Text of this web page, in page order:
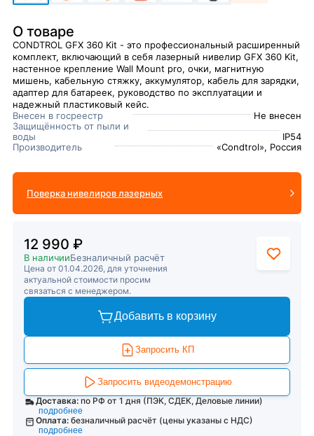
О товаре
​CONDTROL GFX 360 Kit - это профессиональный расширенный
комплект, включающий в себя лазерный нивелир GFX 360 Kit,
настенное крепление Wall Mount pro, очки, магнитную
мишень, кабельную стяжку, аккумулятор, кабель для зарядки,
адаптер для батареек, руководство по эксплуатации и
надежный пластиковый кейс.
Внесен в госреестр
Не внесен
Защищённость от пыли и
воды
IP54
Производитель
«Condtrol», Россия
Поверка нивелиров лазерных
12 990 ₽
В наличииБезналичный расчёт
Цена от 01.04.2026, для уточнения
актуальной стоимости просим
связаться с менеджером.
Добавить в корзину
Запросить КП
Запросить видеодемонстрацию
Доставка: по РФ от 1 дня (ПЭК, СДЕК, Деловые линии)
подробнее
Оплата: безналичный расчёт (цены указаны с НДС)
подробнее